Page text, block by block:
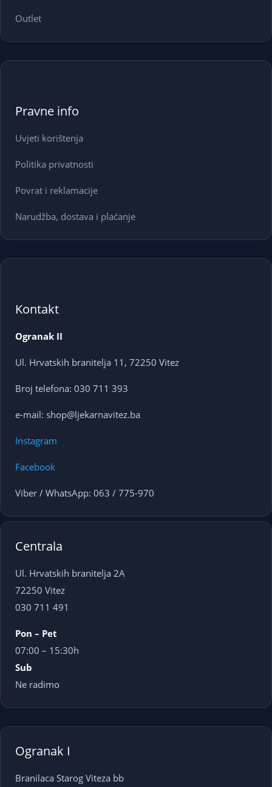
Outlet
Pravne info
Uvjeti korištenja
Politika privatnosti
Povrat i reklamacije
Narudžba, dostava i plaćanje
Kontakt
Ogranak II
Ul. Hrvatskih branitelja 11, 72250 Vitez
Broj telefona: 030 711 393
e-mail: shop@ljekarnavitez.ba
Instagram
Facebook
Viber / WhatsApp: 063 / 775-970
Centrala
Ul. Hrvatskih branitelja 2A
72250 Vitez
030 711 491
Pon – Pet
07:00 – 15:30h
Sub
Ne radimo
Ogranak I
Branilaca Starog Viteza bb